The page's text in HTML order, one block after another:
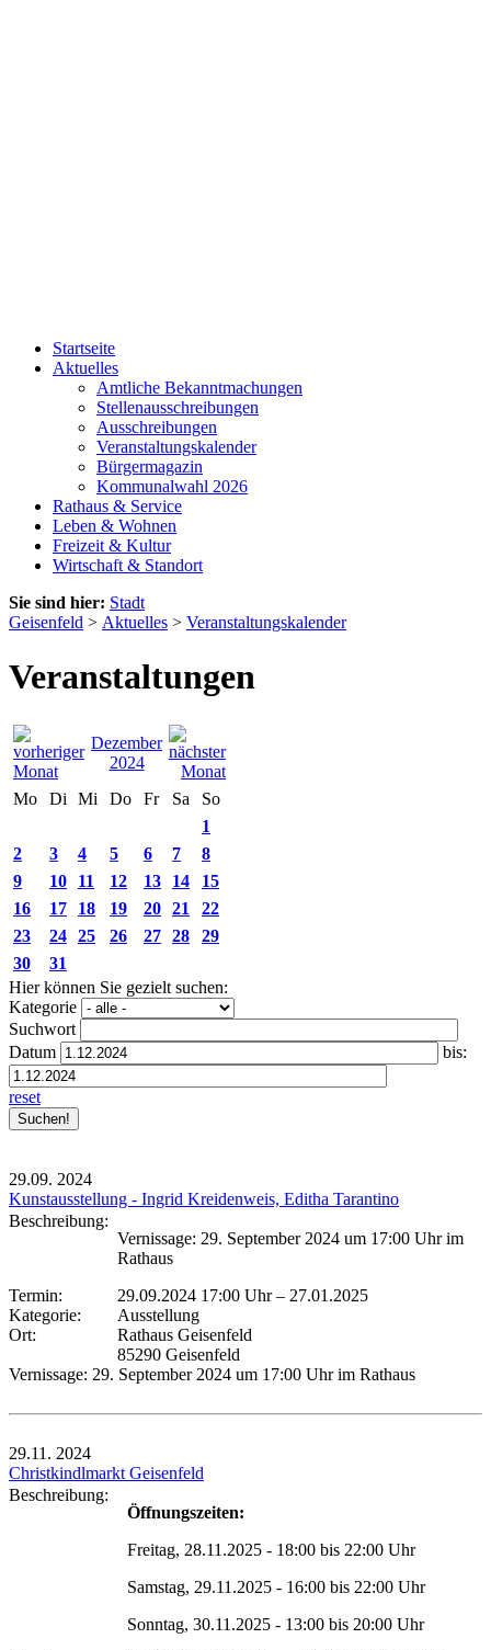
Startseite
Aktuelles
Amtliche Bekanntmachungen
Stellenausschreibungen
Ausschreibungen
Veranstaltungskalender
Bürgermagazin
Kommunalwahl 2026
Rathaus & Service
Leben & Wohnen
Freizeit & Kultur
Wirtschaft & Standort
Sie sind hier: Stadt
Geisenfeld > Aktuelles > Veranstaltungskalender
Veranstaltungen
Dezember
2024
Mo
Di Mi Do Fr Sa
So
1
2
3 4 5 6 7
8
9
10 11 12 13 14
15
16
17 18 19 20 21
22
23
24 25 26 27 28
29
30
31
Hier können Sie gezielt suchen:
Kategorie
Suchwort
Datum
bis:
reset
29.09. 2024
Kunstausstellung - Ingrid Kreidenweis, Editha Tarantino
Beschreibung:
Vernissage: 29. September 2024 um 17:00 Uhr im
Rathaus
Termin:
29.09.2024 17:00 Uhr– 27.01.2025
Kategorie:
Ausstellung
Ort:
Rathaus Geisenfeld
85290 Geisenfeld
Vernissage: 29. September 2024 um 17:00 Uhr im Rathaus
29.11. 2024
Christkindlmarkt Geisenfeld
Beschreibung:
Öffnungszeiten:
Freitag, 28.11.2025 - 18:00 bis 22:00 Uhr
Samstag, 29.11.2025 - 16:00 bis 22:00 Uhr
Sonntag, 30.11.2025 - 13:00 bis 20:00 Uhr